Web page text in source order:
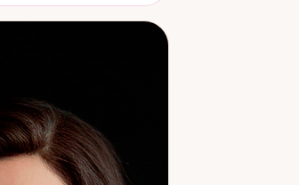
становиться
и хотите
без спешки и